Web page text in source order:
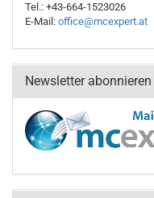
Tel.: +43-664-1523026
E-Mail: office@mcexpert.at
Newsletter abonnieren